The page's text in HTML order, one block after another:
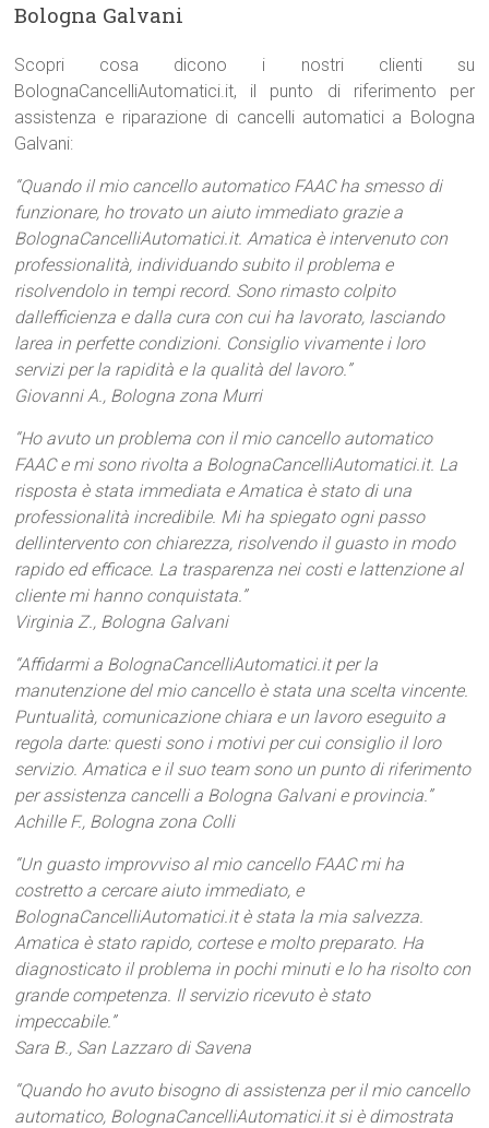
Bologna Galvani
Scopri cosa dicono i nostri clienti su
BolognaCancelliAutomatici.it, il punto di riferimento per
assistenza e riparazione di cancelli automatici a Bologna
Galvani:
“Quando il mio cancello automatico FAAC ha smesso di
funzionare, ho trovato un aiuto immediato grazie a
BolognaCancelliAutomatici.it. Amatica è intervenuto con
professionalità, individuando subito il problema e
risolvendolo in tempi record. Sono rimasto colpito
dallefficienza e dalla cura con cui ha lavorato, lasciando
larea in perfette condizioni. Consiglio vivamente i loro
servizi per la rapidità e la qualità del lavoro.”
Giovanni A., Bologna zona Murri
“Ho avuto un problema con il mio cancello automatico
FAAC e mi sono rivolta a BolognaCancelliAutomatici.it. La
risposta è stata immediata e Amatica è stato di una
professionalità incredibile. Mi ha spiegato ogni passo
dellintervento con chiarezza, risolvendo il guasto in modo
rapido ed efficace. La trasparenza nei costi e lattenzione al
cliente mi hanno conquistata.”
Virginia Z., Bologna Galvani
“Affidarmi a BolognaCancelliAutomatici.it per la
manutenzione del mio cancello è stata una scelta vincente.
Puntualità, comunicazione chiara e un lavoro eseguito a
regola darte: questi sono i motivi per cui consiglio il loro
servizio. Amatica e il suo team sono un punto di riferimento
per assistenza cancelli a Bologna Galvani e provincia.”
Achille F., Bologna zona Colli
“Un guasto improvviso al mio cancello FAAC mi ha
costretto a cercare aiuto immediato, e
BolognaCancelliAutomatici.it è stata la mia salvezza.
Amatica è stato rapido, cortese e molto preparato. Ha
diagnosticato il problema in pochi minuti e lo ha risolto con
grande competenza. Il servizio ricevuto è stato
impeccabile.”
Sara B., San Lazzaro di Savena
“Quando ho avuto bisogno di assistenza per il mio cancello
automatico, BolognaCancelliAutomatici.it si è dimostrata